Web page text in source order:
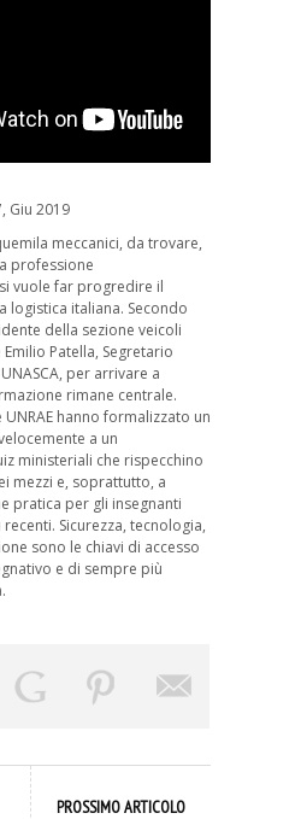
Giu 2019
meccanici, da trovare,
professione
vuole far progredire il
logistica italiana. Secondo
della sezione veicoli
Patella, Segretario
per arrivare a
rimane centrale.
UNRAE hanno formalizzato un
a un
ministeriali che rispecchino
mezzi e, soprattutto, a
pratica per gli insegnanti
Sicurezza, tecnologia,
sono le chiavi di accesso
e di sempre più
PROSSIMO ARTICOLO